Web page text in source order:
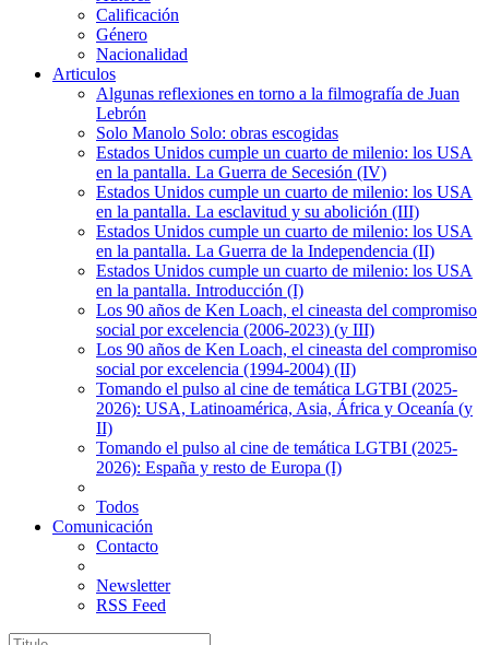
Calificación
Género
Nacionalidad
Articulos
Algunas reflexiones en torno a la filmografía de Juan
Lebrón
Solo Manolo Solo: obras escogidas
Estados Unidos cumple un cuarto de milenio: los USA
en la pantalla. La Guerra de Secesión (IV)
Estados Unidos cumple un cuarto de milenio: los USA
en la pantalla. La esclavitud y su abolición (III)
Estados Unidos cumple un cuarto de milenio: los USA
en la pantalla. La Guerra de la Independencia (II)
Estados Unidos cumple un cuarto de milenio: los USA
en la pantalla. Introducción (I)
Los 90 años de Ken Loach, el cineasta del compromiso
social por excelencia (2006-2023) (y III)
Los 90 años de Ken Loach, el cineasta del compromiso
social por excelencia (1994-2004) (II)
Tomando el pulso al cine de temática LGTBI (2025-
2026): USA, Latinoamérica, Asia, África y Oceanía (y
II)
Tomando el pulso al cine de temática LGTBI (2025-
2026): España y resto de Europa (I)
Todos
Comunicación
Contacto
Newsletter
RSS Feed